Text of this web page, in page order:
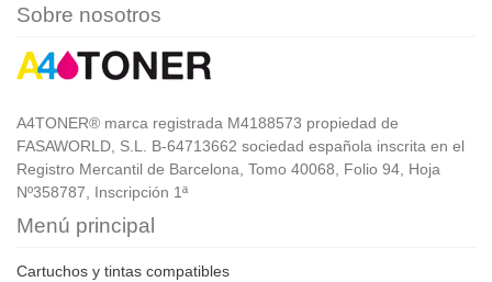
Sobre nosotros
A4TONER® marca registrada M4188573 propiedad de
FASAWORLD, S.L. B-64713662 sociedad española inscrita en el
Registro Mercantil de Barcelona, Tomo 40068, Folio 94, Hoja
Nº358787, Inscripción 1ª
Menú principal
Cartuchos y tintas compatibles